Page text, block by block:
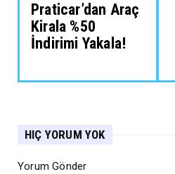
Praticar’dan Araç
Kirala %50
İndirimi Yakala!
HIÇ YORUM YOK
Yorum Gönder